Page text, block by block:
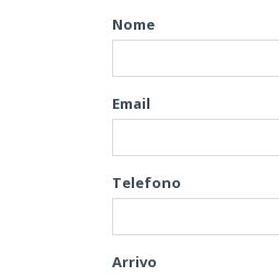
Nome
Email
Telefono
Arrivo